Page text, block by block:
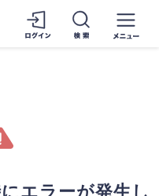
エラーが発生し